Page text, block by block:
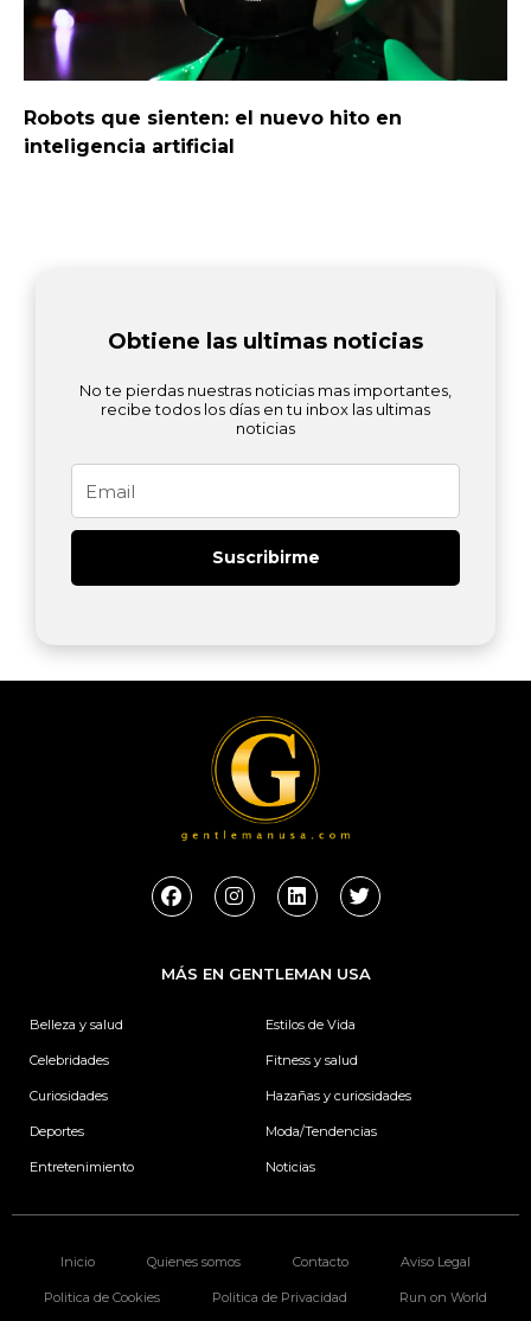
Robots que sienten: el nuevo hito en
inteligencia artificial
Obtiene las ultimas noticias
No te pierdas nuestras noticias mas importantes,
recibe todos los días en tu inbox las ultimas
noticias
Suscribirme
F
a
c
b
o
I
n
s
a
g
L
i
n
e
d
n
T
w
i
t
e
MÁS EN GENTLEMAN USA
Belleza y salud
Celebridades
Curiosidades
Deportes
Entretenimiento
Estilos de Vida
Fitness y salud
Hazañas y curiosidades
Moda/Tendencias
Noticias
Inicio Quienes somos Contacto Aviso Legal
Politica de Cookies Politica de Privacidad Run on World